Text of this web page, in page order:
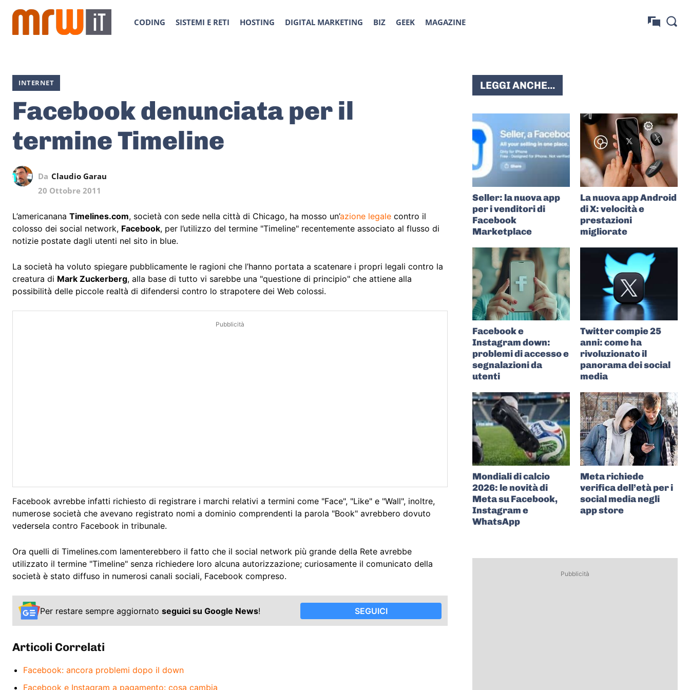
CODING SISTEMI E RETI HOSTING DIGITAL MARKETING BIZ GEEK MAGAZINE
INTERNET
Facebook denunciata per il
termine Timeline
Da Claudio Garau
20 Ottobre 2011
L’americanana Timelines.com, società con sede nella città di Chicago, ha mosso un’azione legale contro il
colosso dei social network, Facebook, per l’utilizzo del termine "Timeline" recentemente associato al flusso di
notizie postate dagli utenti nel sito in blue.
La società ha voluto spiegare pubblicamente le ragioni che l’hanno portata a scatenare i propri legali contro la
creatura di Mark Zuckerberg, alla base di tutto vi sarebbe una "questione di principio" che attiene alla
possibilità delle piccole realtà di difendersi contro lo strapotere dei Web colossi.
Pubblicità
Facebook avrebbe infatti richiesto di registrare i marchi relativi a termini come "Face", "Like" e "Wall", inoltre,
numerose società che avevano registrato nomi a dominio comprendenti la parola "Book" avrebbero dovuto
vedersela contro Facebook in tribunale.
Ora quelli di Timelines.com lamenterebbero il fatto che il social network più grande della Rete avrebbe
utilizzato il termine "Timeline" senza richiedere loro alcuna autorizzazione; curiosamente il comunicato della
società è stato diffuso in numerosi canali sociali, Facebook compreso.
Per restare sempre aggiornato seguici su Google News! SEGUICI
Articoli Correlati
Facebook: ancora problemi dopo il down
Facebook e Instagram a pagamento: cosa cambia
LEGGI ANCHE...
Seller: la nuova app
per i venditori di
Facebook
Marketplace
La nuova app Android
di X: velocità e
prestazioni
migliorate
Facebook e
Instagram down:
problemi di accesso e
segnalazioni da
utenti
Twitter compie 25
anni: come ha
rivoluzionato il
panorama dei social
media
Mondiali di calcio
2026: le novità di
Meta su Facebook,
Instagram e
WhatsApp
Meta richiede
verifica dell’età per i
social media negli
app store
Pubblicità